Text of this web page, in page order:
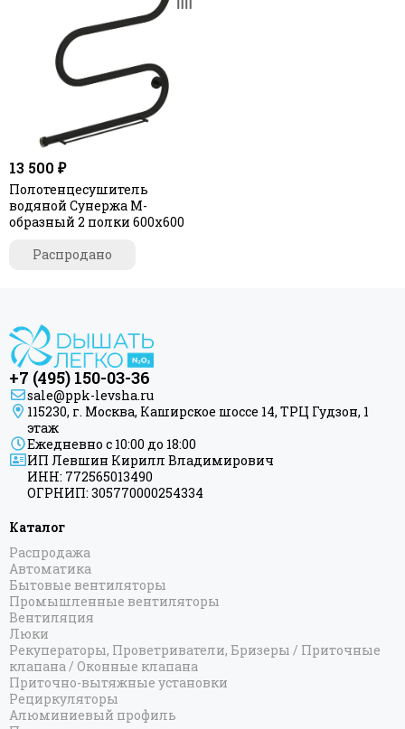
13 500 ₽
Полотенцесушитель
водяной Сунержа М-
образный 2 полки 600х600
Распродано
+7 (495) 150-03-36
sale@ppk-levsha.ru
115230, г. Москва, Каширское шоссе 14, ТРЦ Гудзон, 1
этаж
Ежедневно с 10:00 до 18:00
ИП Левшин Кирилл Владимирович
ИНН: 772565013490
ОГРНИП: 305770000254334
Каталог
Распродажа
Автоматика
Бытовые вентиляторы
Промышленные вентиляторы
Вентиляция
Люки
Рекуператоры, Проветриватели, Бризеры / Приточные
клапана / Оконные клапана
Приточно-вытяжные установки
Рециркуляторы
Алюминиевый профиль